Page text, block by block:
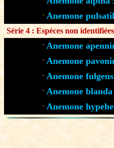
¨ Anemone
Série 4 : Espèces non
¨ Anemone
¨ Anemone
¨ Anemone fulgens
¨ Anemone blanda
¨ Anemone